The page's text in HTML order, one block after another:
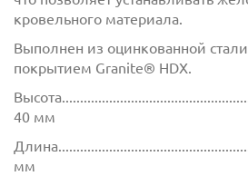
кровельного материала.
Выполнен из оцинкованной
покрытием Granite® HDX.
40 мм
мм